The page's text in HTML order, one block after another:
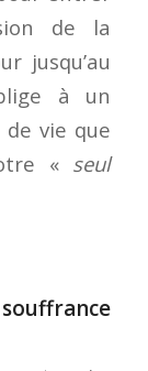
de la
jusqu’au
à un
vie que
« seul